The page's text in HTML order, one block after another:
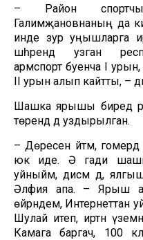
– Район
Галимҗановнаның да
инде зур уңышларга
шәһәрендә узган
армспорт буенча I
II урын алып кайтты, –
Шашка ярышы биредә
төрендә дә уздырылган.
– Дөресен әйтәм,
юк иде. Ә гади
уйныйм, дисәм дә,
Әлфия апа. – Ярыш
өйрәндем, Интернеттан
Шулай итеп, иртән
Камага баргач, 100